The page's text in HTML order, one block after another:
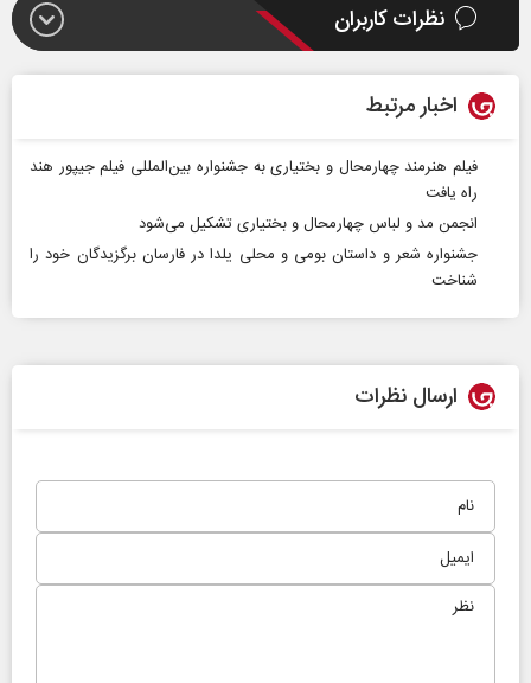
نظرات کاربران
اخبار مرتبط
فیلم هنرمند چهارمحال و بختیاری به جشنواره بین‌المللی فیلم جیپور هند
راه یافت
انجمن مد و لباس چهارمحال و بختیاری تشکیل می‌شود
جشنواره شعر و داستان بومی و محلی یلدا در فارسان برگزیدگان خود را
شناخت
ارسال نظرات